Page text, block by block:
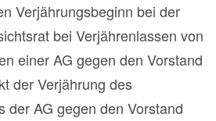
Verjährungsbeginn bei der
bei Verjährenlassen von
einer AG gegen den Vorstand
der Verjährung des
der AG gegen den Vorstand